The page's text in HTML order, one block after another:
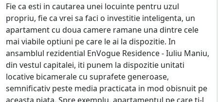
Fie ca esti in cautarea unei locuinte pentru uzul
propriu, fie ca vrei sa faci o investitie inteligenta, un
apartament cu doua camere ramane una dintre cele
mai viabile optiuni pe care le ai la dispozitie. In
ansamblul rezidential EnVogue Residence - Iuliu Maniu,
din vestul capitalei, iti punem la dispozitie unitati
locative bicamerale cu suprafete generoase,
semnificativ peste media practicata in mod obisnuit pe